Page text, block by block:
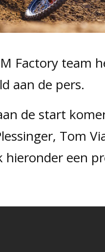
Factory team
aan de pers.
de start
Tom
hieronder een